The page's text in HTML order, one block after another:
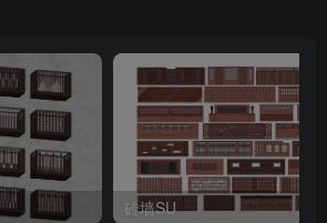
砖墙SU